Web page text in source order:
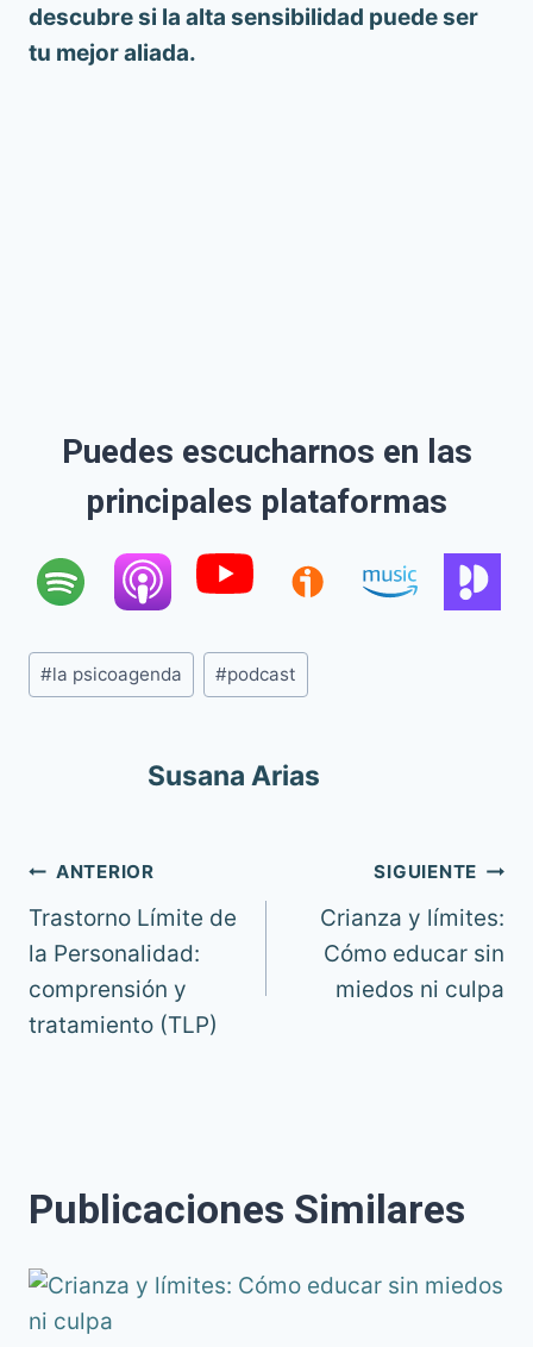
descubre si la alta sensibilidad puede ser
tu mejor aliada.
Puedes escucharnos en las
principales plataformas
Etiquetas
de
#la psicoagenda #podcast
Susana Arias
Navegación
de
entradas
ANTERIOR
Trastorno Límite de
la Personalidad:
comprensión y
tratamiento (TLP)
SIGUIENTE
Crianza y límites:
Cómo educar sin
miedos ni culpa
Publicaciones Similares